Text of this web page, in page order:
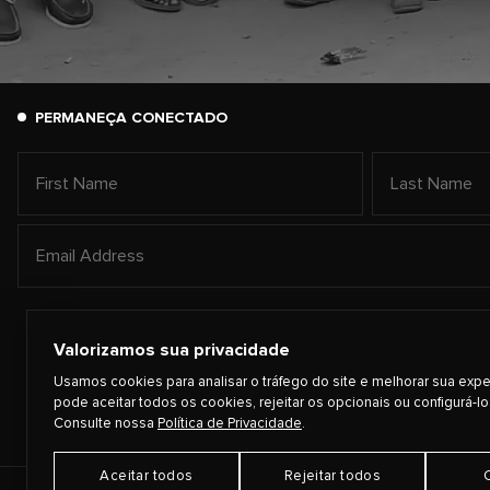
PERMANEÇA CONECTADO
Valorizamos sua privacidade
Usamos cookies para analisar o tráfego do site e melhorar sua
pode aceitar todos os cookies, rejeitar os opcionais ou configurá-
Consulte nossa Política de Privacidade.
Aceitar todos Rejeitar todos